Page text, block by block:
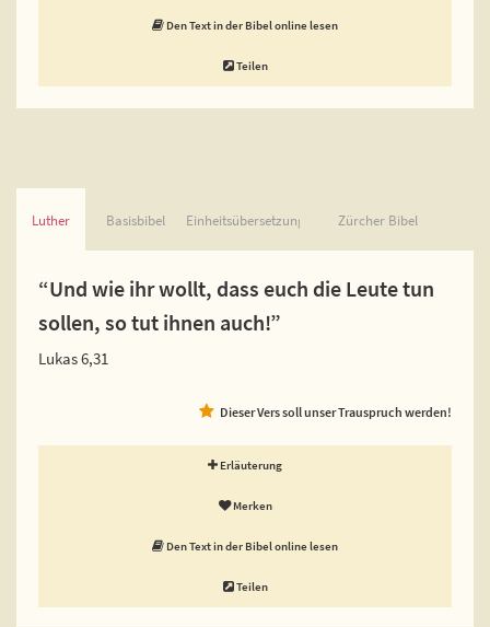
Den Text in der Bibel online lesen
Teilen
Luther Basisbibel Einheitsübersetzung Zürcher Bibel
“Und wie ihr wollt, dass euch die Leute tun
sollen, so tut ihnen auch!”
Lukas 6,31
Dieser Vers soll unser Trauspruch werden!
Erläuterung
Merken
Den Text in der Bibel online lesen
Teilen